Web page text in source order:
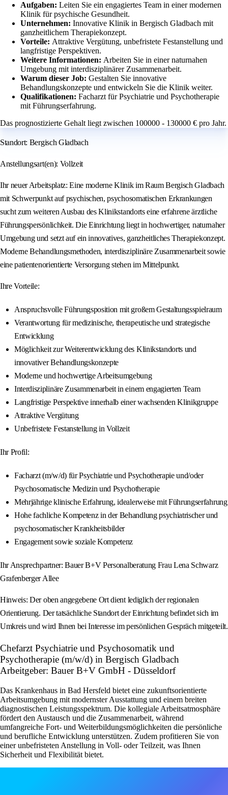
Aufgaben: Leiten Sie ein engagiertes Team in einer modernen
Klinik für psychische Gesundheit.
Unternehmen: Innovative Klinik in Bergisch Gladbach mit
ganzheitlichem Therapiekonzept.
Vorteile: Attraktive Vergütung, unbefristete Festanstellung und
langfristige Perspektiven.
Weitere Informationen: Arbeiten Sie in einer naturnahen
Umgebung mit interdisziplinärer Zusammenarbeit.
Warum dieser Job: Gestalten Sie innovative
Behandlungskonzepte und entwickeln Sie die Klinik weiter.
Qualifikationen: Facharzt für Psychiatrie und Psychotherapie
mit Führungserfahrung.
Das prognostizierte Gehalt liegt zwischen 100000 - 130000 € pro Jahr.
Standort: Bergisch Gladbach
Anstellungsart(en): Vollzeit
Ihr neuer Arbeitsplatz: Eine moderne Klinik im Raum Bergisch Gladbach
mit Schwerpunkt auf psychischen, psychosomatischen Erkrankungen
sucht zum weiteren Ausbau des Klinikstandorts eine erfahrene ärztliche
Führungspersönlichkeit. Die Einrichtung liegt in hochwertiger, naturnaher
Umgebung und setzt auf ein innovatives, ganzheitliches Therapiekonzept.
Moderne Behandlungsmethoden, interdisziplinäre Zusammenarbeit sowie
eine patientenorientierte Versorgung stehen im Mittelpunkt.
Ihre Vorteile:
Anspruchsvolle Führungsposition mit großem Gestaltungsspielraum
Verantwortung für medizinische, therapeutische und strategische
Entwicklung
Möglichkeit zur Weiterentwicklung des Klinikstandorts und
innovativer Behandlungskonzepte
Moderne und hochwertige Arbeitsumgebung
Interdisziplinäre Zusammenarbeit in einem engagierten Team
Langfristige Perspektive innerhalb einer wachsenden Klinikgruppe
Attraktive Vergütung
Unbefristete Festanstellung in Vollzeit
Ihr Profil:
Facharzt (m/w/d) für Psychiatrie und Psychotherapie und/oder
Psychosomatische Medizin und Psychotherapie
Mehrjährige klinische Erfahrung, idealerweise mit Führungserfahrung
Hohe fachliche Kompetenz in der Behandlung psychiatrischer und
psychosomatischer Krankheitsbilder
Engagement sowie soziale Kompetenz
Ihr Ansprechpartner: Bauer B+V Personalberatung Frau Lena Schwarz
Grafenberger Allee
Hinweis: Der oben angegebene Ort dient lediglich der regionalen
Orientierung. Der tatsächliche Standort der Einrichtung befindet sich im
Umkreis und wird Ihnen bei Interesse im persönlichen Gespräch mitgeteilt.
Chefarzt Psychiatrie und Psychosomatik und
Psychotherapie (m/w/d) in Bergisch Gladbach
Arbeitgeber: Bauer B+V GmbH - Düsseldorf
Das Krankenhaus in Bad Hersfeld bietet eine zukunftsorientierte
Arbeitsumgebung mit modernster Ausstattung und einem breiten
diagnostischen Leistungsspektrum. Die kollegiale Arbeitsatmosphäre
fördert den Austausch und die Zusammenarbeit, während
umfangreiche Fort- und Weiterbildungsmöglichkeiten die persönliche
und berufliche Entwicklung unterstützen. Zudem profitieren Sie von
einer unbefristeten Anstellung in Voll- oder Teilzeit, was Ihnen
Sicherheit und Flexibilität bietet.